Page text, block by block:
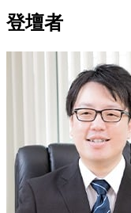
登壇者